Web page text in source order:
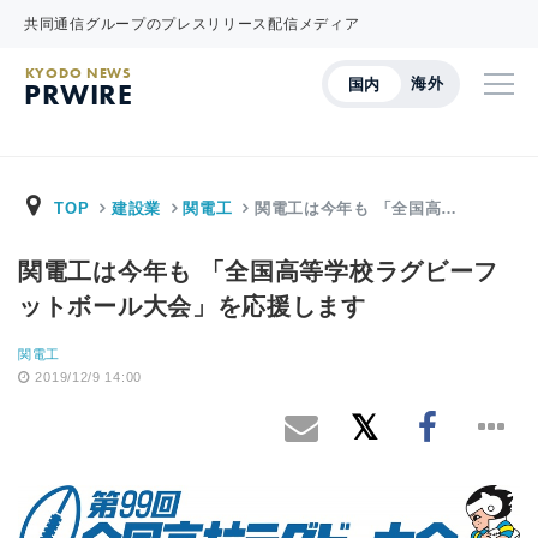
共同通信グループのプレスリリース配信メディア
国内 海外
KYODO NEWS
PRWIRE
TOP 建設業 関電工 関電工は今年も 「全国高…
関電工は今年も 「全国高等学校ラグビーフ
ットボール大会」を応援します
関電工
2019/12/9 14:00